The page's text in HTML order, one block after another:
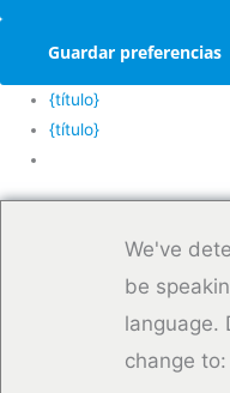
Guardar preferencias
{título}
{título}
We've
be
language.
change to: